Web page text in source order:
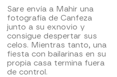
Sare envía a Mahir una
fotografía de Canfeza
junto a su exnovio y
consigue despertar sus
celos. Mientras tanto, una
fiesta con bailarinas en su
propia casa termina fuera
de control.